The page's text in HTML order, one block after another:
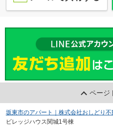
ページ
坂東市のアパート｜株式会社おしどり不
ビレッジハウス関城1号棟